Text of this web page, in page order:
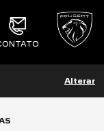
Alterar